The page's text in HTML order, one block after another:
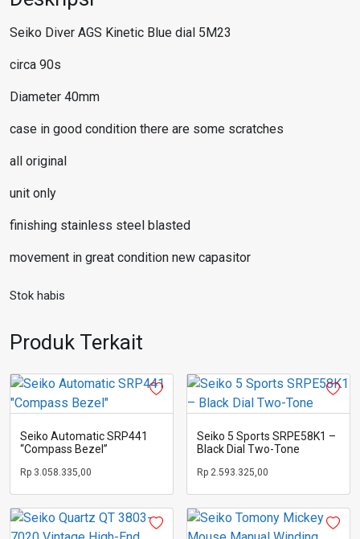
Seiko Diver AGS Kinetic Blue dial 5M23
circa 90s
Diameter 40mm
case in good condition there are some scratches
all original
unit only
finishing stainless steel blasted
movement in great condition new capasitor
Stok habis
Produk Terkait
Seiko Automatic SRP441
“Compass Bezel”
Rp 3.058.335,00
Seiko 5 Sports SRPE58K1 –
Black Dial Two-Tone
Rp 2.593.325,00